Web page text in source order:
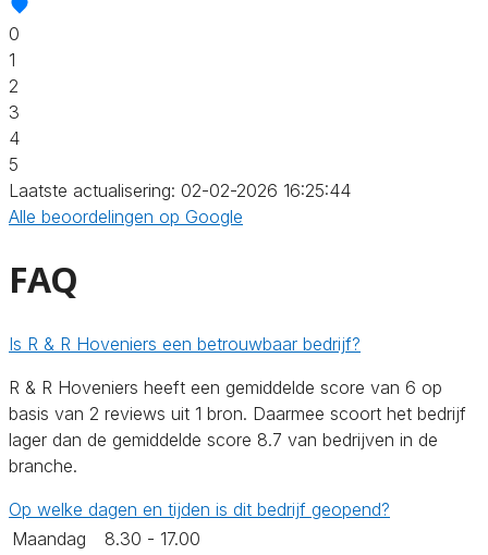
0
1
2
3
4
5
Laatste actualisering: 02-02-2026 16:25:44
Alle beoordelingen op Google
FAQ
Is R & R Hoveniers een betrouwbaar bedrijf?
R & R Hoveniers heeft een gemiddelde score van 6 op
basis van 2 reviews uit 1 bron. Daarmee scoort het bedrijf
lager dan de gemiddelde score 8.7 van bedrijven in de
branche.
Op welke dagen en tijden is dit bedrijf geopend?
Maandag
8.30 - 17.00